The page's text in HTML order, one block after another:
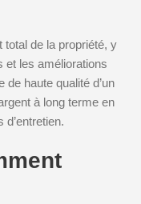
total de la propriété, y
et les améliorations
haute qualité d’un
à long terme en
d’entretien.